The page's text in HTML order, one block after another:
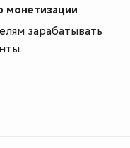
зарабатывать